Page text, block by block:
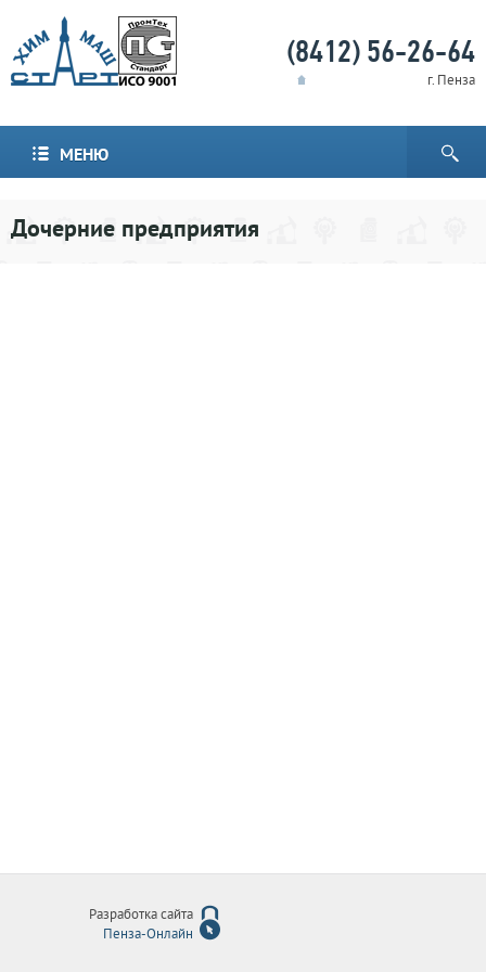
(8412) 56-26-64
г. Пенза
МЕНЮ
Дочерние предприятия
Разработка сайта
Пенза-Онлайн